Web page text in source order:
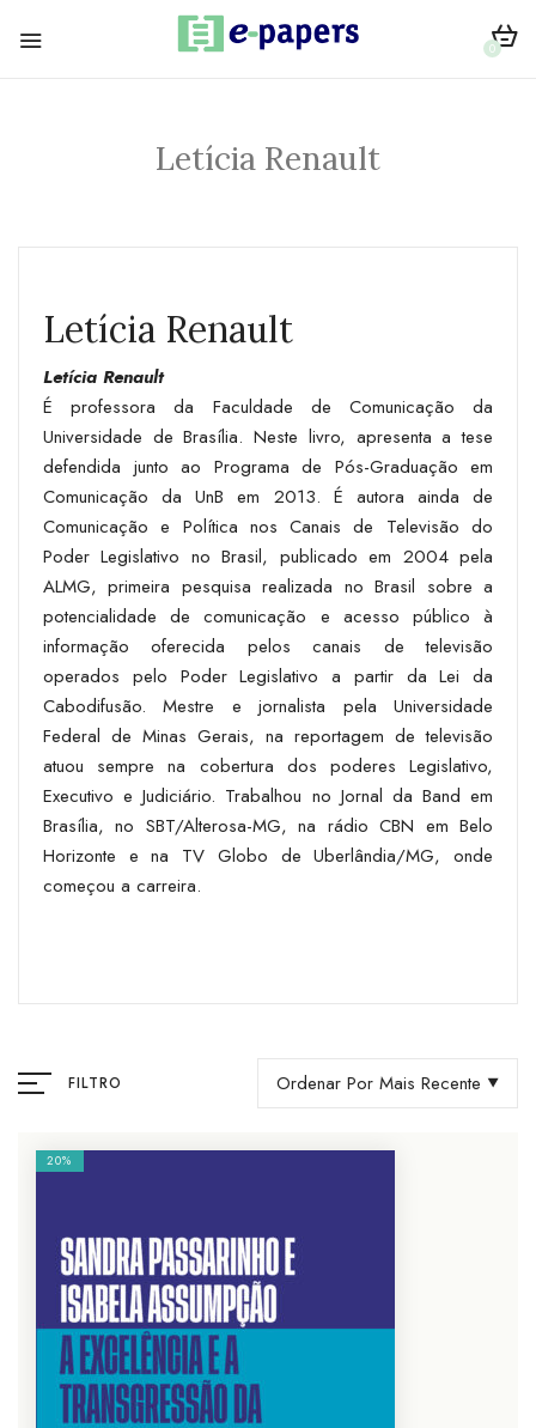
0
Letícia Renault
Letícia Renault
Letícia Renault
É professora da Faculdade de Comunicação da
Universidade de Brasília. Neste livro, apresenta a tese
defendida junto ao Programa de Pós-Graduação em
Comunicação da UnB em 2013. É autora ainda de
Comunicação e Política nos Canais de Televisão do
Poder Legislativo no Brasil, publicado em 2004 pela
ALMG, primeira pesquisa realizada no Brasil sobre a
potencialidade de comunicação e acesso público à
informação oferecida pelos canais de televisão
operados pelo Poder Legislativo a partir da Lei da
Cabodifusão. Mestre e jornalista pela Universidade
Federal de Minas Gerais, na reportagem de televisão
atuou sempre na cobertura dos poderes Legislativo,
Executivo e Judiciário. Trabalhou no Jornal da Band em
Brasília, no SBT/Alterosa-MG, na rádio CBN em Belo
Horizonte e na TV Globo de Uberlândia/MG, onde
começou a carreira.
FILTRO Ordenar Por Mais Recente
20%